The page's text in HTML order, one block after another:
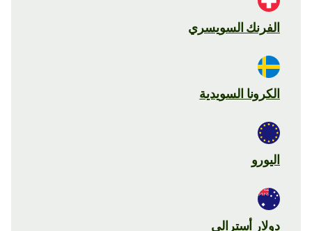
الفرنك السويسري
الكرونا السويدية
اليورو
دولار أسترالي